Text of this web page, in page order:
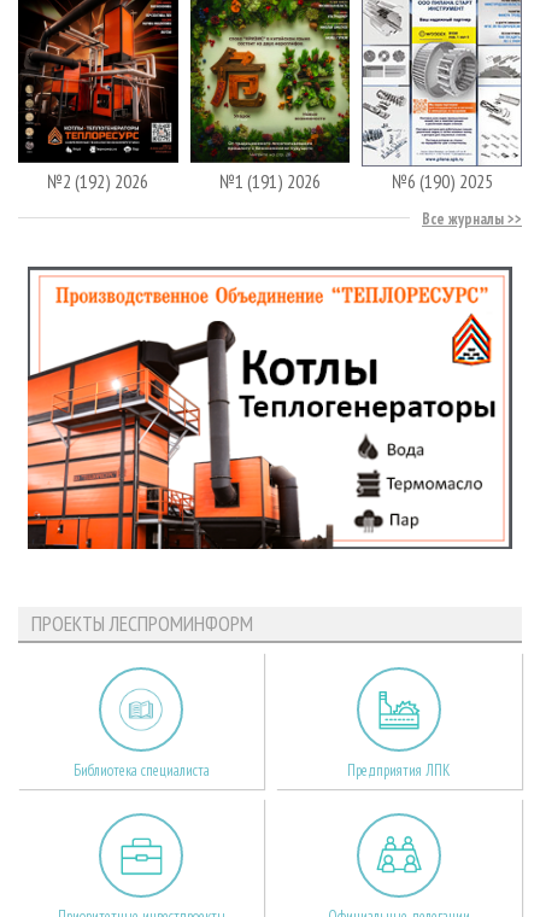
№2 (192) 2026 №1 (191) 2026 №6 (190) 2025
Все журналы
ПРОЕКТЫ ЛЕСПРОМИНФОРМ
Библиотека специалиста Предприятия ЛПК